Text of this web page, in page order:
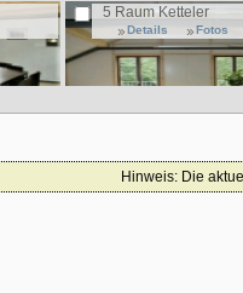
5 Raum Ketteler
Details Fotos
Hinweis: Die